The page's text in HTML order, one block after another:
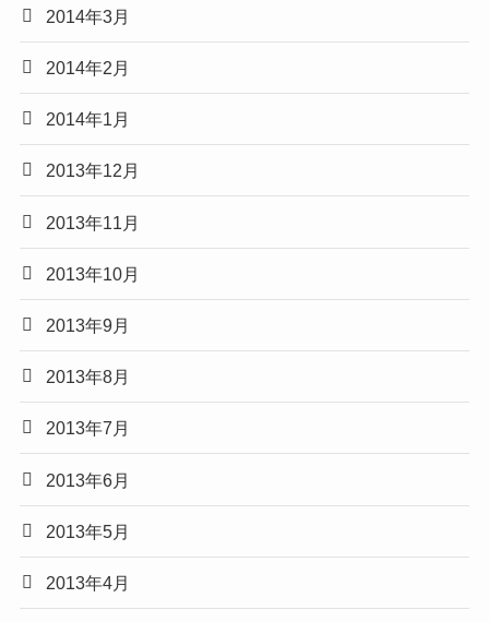
2014年3月
2014年2月
2014年1月
2013年12月
2013年11月
2013年10月
2013年9月
2013年8月
2013年7月
2013年6月
2013年5月
2013年4月